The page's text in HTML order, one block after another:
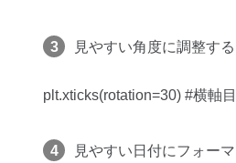
見やすい角度に調整する
plt.xticks(rotation=30) #横軸
見やすい日付にフォー